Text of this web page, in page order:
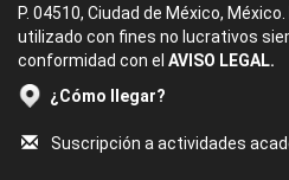
P. 04510, Ciudad de México,
utilizado con fines no lucrativos
conformidad con el AVISO LEGAL.
¿Cómo llegar?
Suscripción a actividades